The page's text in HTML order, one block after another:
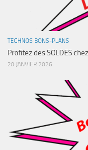
TECHNOS BONS-PLANS
Profitez des SOLDES
20 JANVIER 2026